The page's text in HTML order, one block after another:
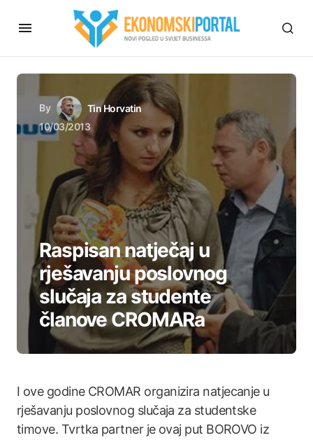
By
Tin Horvatin
10/03/2013
Raspisan natječaj u
rješavanju poslovnog
slučaja za studente
članove CROMARa
I ove godine CROMAR organizira natjecanje u
rješavanju poslovnog slučaja za studentske
timove. Tvrtka partner je ovaj put BOROVO iz